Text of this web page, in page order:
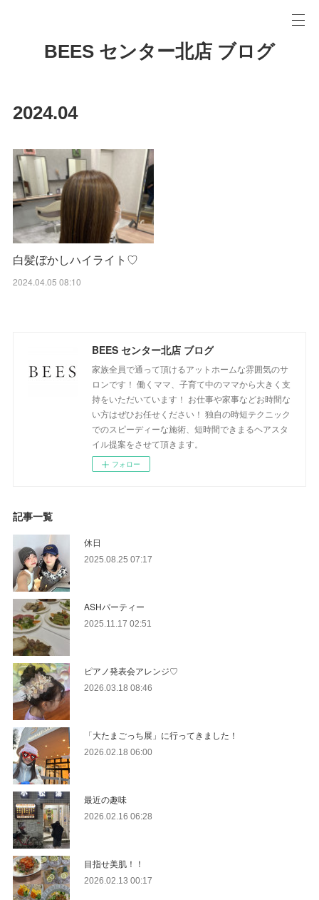
BEES センター北店 ブログ
2024.04
白髪ぼかしハイライト♡
2024.04.05 08:10
BEES センター北店 ブログ
家族全員で通って頂けるアットホームな雰囲気のサ
ロンです！ 働くママ、子育て中のママから大きく支
持をいただいています！ お仕事や家事などお時間な
い方はぜひお任せください！ 独自の時短テクニック
でのスピーディーな施術、短時間できまるヘアスタ
イル提案をさせて頂きます。
フォロー
記事一覧
休日
2025.08.25 07:17
ASHパーティー
2025.11.17 02:51
ピアノ発表会アレンジ♡
2026.03.18 08:46
「大たまごっち展」に行ってきました！
2026.02.18 06:00
最近の趣味
2026.02.16 06:28
目指せ美肌！！
2026.02.13 00:17